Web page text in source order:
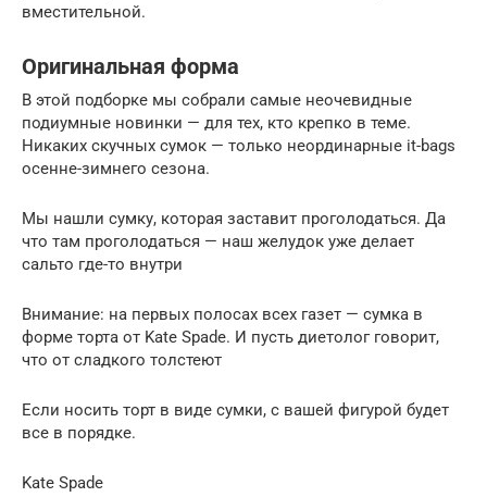
вместительной.
Оригинальная форма
В этой подборке мы собрали самые неочевидные
подиумные новинки — для тех, кто крепко в теме.
Никаких скучных сумок — только неординарные it-bags
осенне-зимнего сезона.
Мы нашли сумку, которая заставит проголодаться. Да
что там проголодаться — наш желудок уже делает
сальто где-то внутри
Внимание: на первых полосах всех газет — сумка в
форме торта от Kate Spade. И пусть диетолог говорит,
что от сладкого толстеют
Если носить торт в виде сумки, с вашей фигурой будет
все в порядке.
Kate Spade